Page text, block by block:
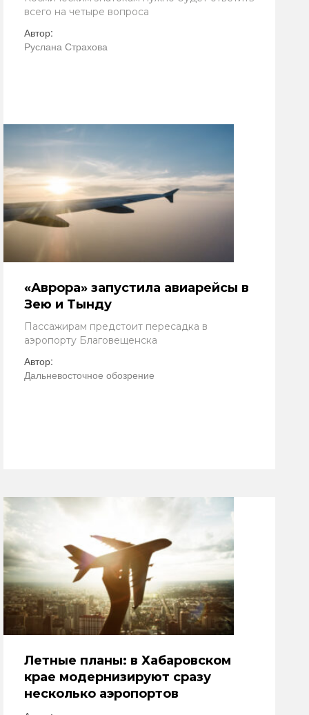
всего на четыре вопроса
Автор:
Руслана Страхова
«Аврора» запустила авиарейсы в
Зею и Тынду
Пассажирам предстоит пересадка в
аэропорту Благовещенска
Автор:
Дальневосточное обозрение
Летные планы: в Хабаровском
крае модернизируют сразу
несколько аэропортов